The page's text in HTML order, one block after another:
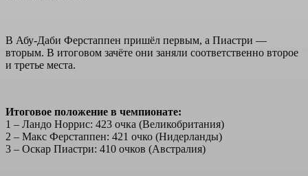
В Абу-Даби Ферстаппен пришёл первым, а Пиастри —
вторым. В итоговом зачёте они заняли соответственно второе
и третье места.
Итоговое положение в чемпионате:
1 – Ландо Норрис: 423 очка (Великобритания)
2 – Макс Ферстаппен: 421 очко (Нидерланды)
3 – Оскар Пиастри: 410 очков (Австралия)